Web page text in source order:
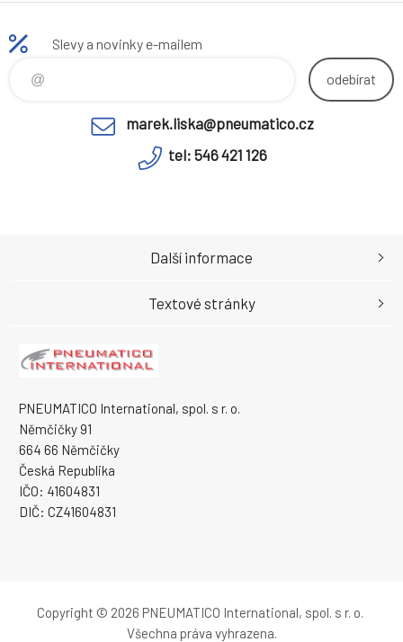
Slevy a novinky e-mailem
odebírat
marek.liska@pneumatico.cz
tel: 546 421 126
PNEUMATICO International, spol. s r. o.
Němčičky 91
664 66 Němčičky
Česká Republika
IČO: 41604831
DIČ: CZ41604831
Další informace
Textové stránky
Copyright © 2026 PNEUMATICO International, spol. s r. o.
Všechna práva vyhrazena.